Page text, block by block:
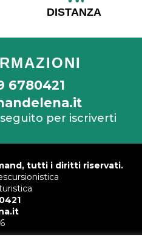
DISTANZA
6780421
per iscriverti
tutti i diritti riservati.